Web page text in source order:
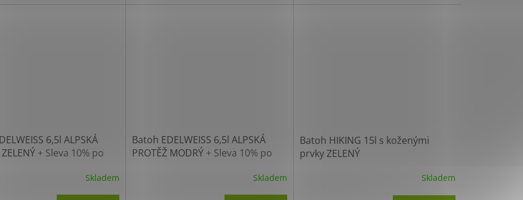
6,5l ALPSKÁ
+ Sleva 10% po
Skladem
Batoh EDELWEISS 6,5l ALPSKÁ
PROTĚŽ MODRÝ + Sleva 10% po
Skladem
Batoh HIKING 15l s koženými
prvky ZELENÝ
Skladem